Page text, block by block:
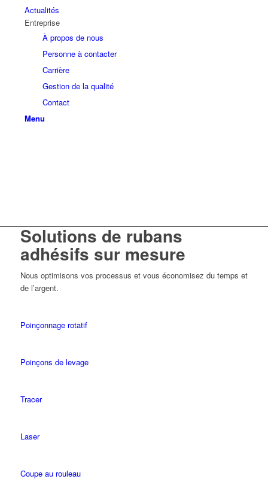
Actualités
Entreprise
À propos de nous
Personne à contacter
Carrière
Gestion de la qualité
Contact
Menu
Solutions de rubans
adhésifs sur mesure
Nous optimisons vos processus et vous économisez du temps et
de l’argent.
Poinçonnage rotatif
Poinçons de levage
Tracer
Laser
Coupe au rouleau